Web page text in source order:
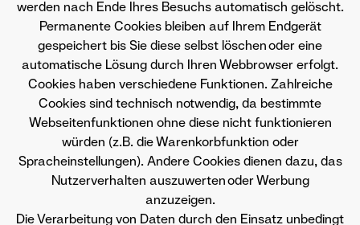
werden nach Ende Ihres Besuchs automatisch gelöscht.
Permanente Cookies bleiben auf Ihrem Endgerät
gespeichert bis Sie diese selbst löschen oder eine
automatische Lösung durch Ihren Webbrowser erfolgt.
Cookies haben verschiedene Funktionen. Zahlreiche
Cookies sind technisch notwendig, da bestimmte
Webseitenfunktionen ohne diese nicht funktionieren
würden (z.B. die Warenkorbfunktion oder
Spracheinstellungen). Andere Cookies dienen dazu, das
Nutzerverhalten auszuwerten oder Werbung
anzuzeigen.
Die Verarbeitung von Daten durch den Einsatz unbedingt